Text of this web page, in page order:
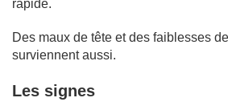
rapide.
Des maux de tête et des faiblesses
surviennent aussi.
Les signes